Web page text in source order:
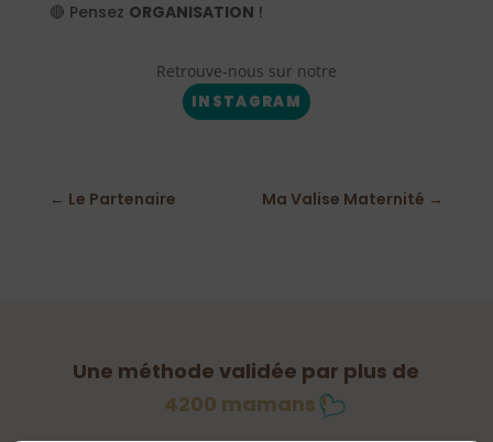
🔴 Pensez ORGANISATION !
Retrouve-nous sur notre
INSTAGRAM
← Le Partenaire Ma Valise Maternité →
Une méthode validée par plus de
4200 mamans !